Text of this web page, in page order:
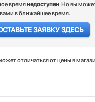
времянедоступен. Но вы
в ближайшее время.
ЗАЯВКУ ЗДЕСЬ
отличаться от цены в